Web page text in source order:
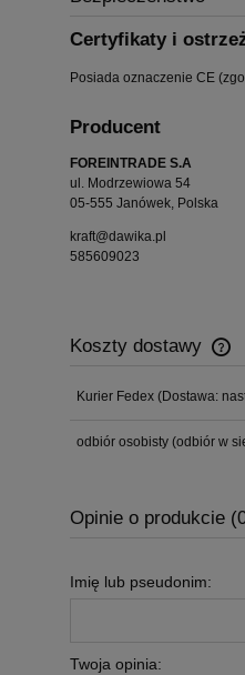
Certyfikaty i
Posiada oznaczenie CE
Producent
FOREINTRADE S.A
ul. Modrzewiowa 54
05-555 Janówek, Polska
kraft@dawika.pl
585609023
Koszty dostawy
Kurier Fedex (Dostawa:
odbiór osobisty (odbiór w
Opinie o produkcie
Imię lub pseudonim:
Twoja opinia: